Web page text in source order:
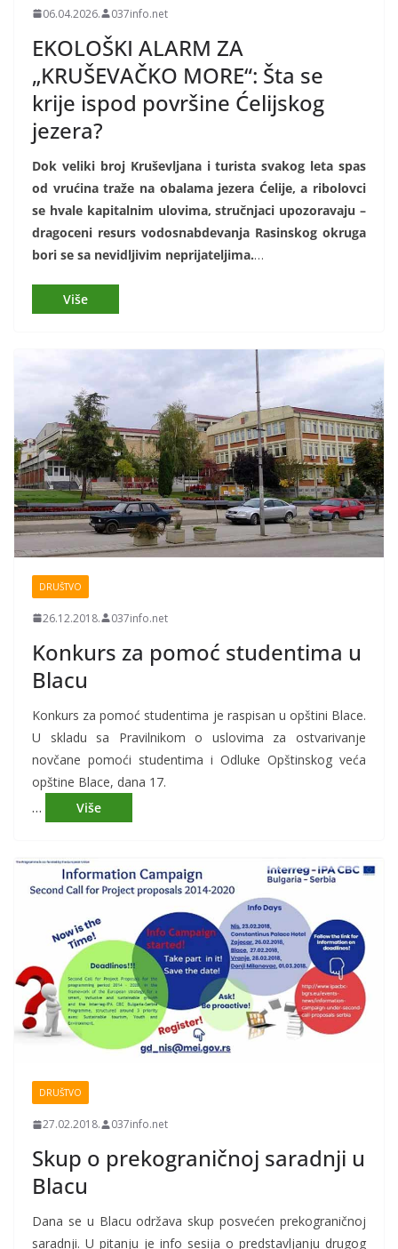
06.04.2026. 037info.net
EKOLOŠKI ALARM ZA
„KRUŠEVAČKO MORE“: Šta se
krije ispod površine Ćelijskog
jezera?
Dok veliki broj Kruševljana i turista svakog leta spas
od vrućina traže na obalama jezera Ćelije, a ribolovci
se hvale kapitalnim ulovima, stručnjaci upozoravaju –
dragoceni resurs vodosnabdevanja Rasinskog okruga
bori se sa nevidljivim neprijateljima.…
DRUŠTVO
26.12.2018. 037info.net
Konkurs za pomoć studentima u
Blacu
Konkurs za pomoć studentima je raspisan u opštini Blace.
U skladu sa Pravilnikom o uslovima za ostvarivanje
novčane pomoći studentima i Odluke Opštinskog veća
opštine Blace, dana 17.
…
DRUŠTVO
27.02.2018. 037info.net
Skup o prekograničnoj saradnji u
Blacu
Dana se u Blacu održava skup posvećen prekograničnoj
saradnji. U pitanju je info sesija o predstavljanju drugog